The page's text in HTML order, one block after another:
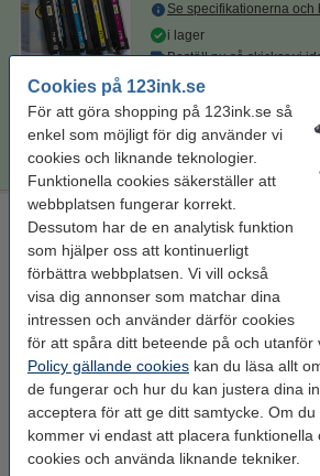
Cookies på 123ink.se
För att göra shopping på 123ink.se så
enkel som möjligt för dig använder vi
cookies och liknande teknologier.
Funktionella cookies säkerställer att
webbplatsen fungerar korrekt.
Dessutom har de en analytisk funktion
som hjälper oss att kontinuerligt
förbättra webbplatsen. Vi vill också
visa dig annonser som matchar dina
intressen och använder därför cookies
för att spåra ditt beteende på och utanför
Policy gällande cookies kan du läsa allt
de fungerar och hur du kan justera dina
acceptera för att ge ditt samtycke. Om du
kommer vi endast att placera funktionella
cookies och använda liknande tekniker.
Se specifikationerna och
i lager
Beställ nu så skickar vi
Per sida
3 225 kr
Rengöringsduk för laserskrivare
rengöringsduk för toner
999099
Se specifikationerna och
i lager
Beställ nu så skickar vi